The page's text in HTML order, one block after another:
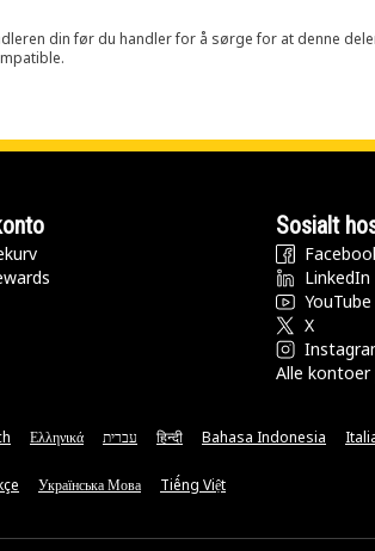
din før du handler for å sørge for at denne
Sosialt
LinkedIn
YouTube
X
Alle kontoer
Ελληνικά עברית हिन्दी Bahasa Indonesia
Українська Мова Tiếng Việt